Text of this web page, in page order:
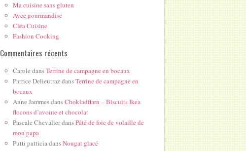
Ma cuisine sans gluten
Avec gourmandise
Cléa Cuisine
Fashion Cooking
Commentaires récents
Carole dansTerrine de campagne en bocaux
Patrice DelieutrazdansTerrine de campagne en
bocaux
Anne JammesdansChokladflarn – Biscuits Ikea
flocons d’avoine et chocolat
Pascale ChevalierdansPâté de foie de volaille de
mon papa
Putti patticiadansNougat glacé